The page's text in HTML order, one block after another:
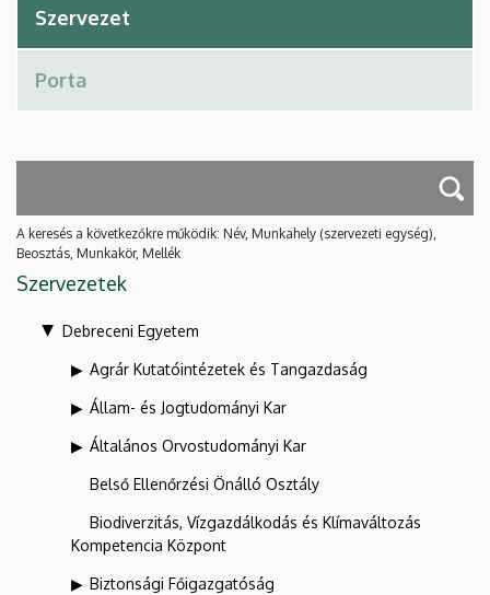
A keresés a következőkre működik: Név, Munkahely (szervezeti egység),
Beosztás, Munkakör, Mellék
Szervezetek
Debreceni Egyetem
Agrár Kutatóintézetek és Tangazdaság
Állam- és Jogtudományi Kar
Általános Orvostudományi Kar
Belső Ellenőrzési Önálló Osztály
Biodiverzitás, Vízgazdálkodás és Klímaváltozás
Kompetencia Központ
Biztonsági Főigazgatóság